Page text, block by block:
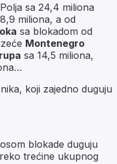
sa 24,4 miliona
miliona, a od
sa blokadom od
Montenegro
sa 14,5 miliona,
koji zajedno duguju
blokade duguju
trećine ukupnog